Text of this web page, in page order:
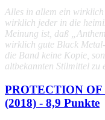
Alles in allem ein
wirklich jeder in die
Meinung ist, daß
wirklich gute Black
die Band keine Kopie,
altbekannten Stilmittel zu
PROTECTION OF
(2018) - 8,9 Punkte